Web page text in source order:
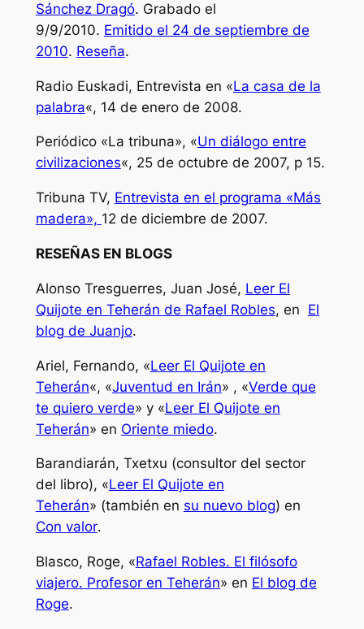
Sánchez Dragó. Grabado el
9/9/2010. Emitido el 24 de septiembre de
2010. Reseña.
Radio Euskadi, Entrevista en «La casa de la
palabra«, 14 de enero de 2008.
Periódico «La tribuna», «Un diálogo entre
civilizaciones«, 25 de octubre de 2007, p 15.
Tribuna TV, Entrevista en el programa «Más
madera», 12 de diciembre de 2007.
RESEÑAS EN BLOGS
Alonso Tresguerres, Juan José, Leer El
Quijote en Teherán de Rafael Robles, en El
blog de Juanjo.
Ariel, Fernando, «Leer El Quijote en
Teherán«, «Juventud en Irán» , «Verde que
te quiero verde» y «Leer El Quijote en
Teherán» en Oriente miedo.
Barandiarán, Txetxu (consultor del sector
del libro), «Leer El Quijote en
Teherán» (también en su nuevo blog) en
Con valor.
Blasco, Roge, «Rafael Robles. El filósofo
viajero. Profesor en Teherán» en El blog de
Roge.